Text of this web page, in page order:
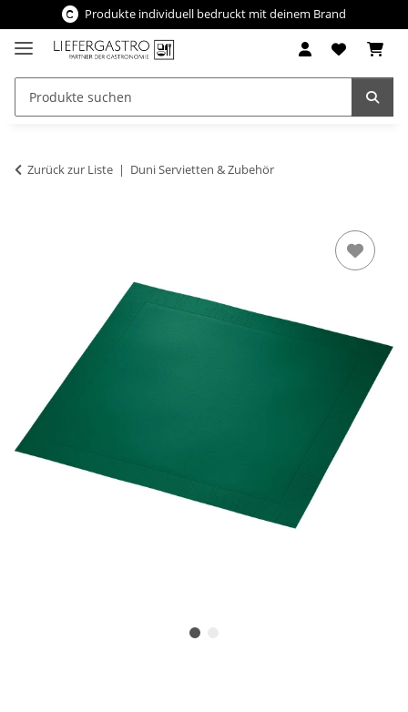
Produkte individuell bedruckt mit deinem Brand
Zurück zur Liste Duni Servietten & Zubehör